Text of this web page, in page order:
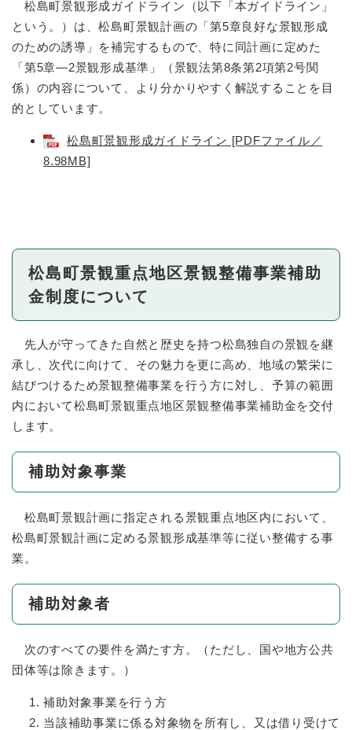
松島町景観形成ガイドライン（以下「本ガイドライン」
という。）は、松島町景観計画の「第5章良好な景観形成
のための誘導」を補完するもので、特に同計画に定めた
「第5章―2景観形成基準」（景観法第8条第2項第2号関
係）の内容について、より分かりやすく解説することを目
的としています。
松島町景観形成ガイドライン [PDFファイル／
8.98MB]
松島町景観重点地区景観整備事業補助
金制度について
先人が守ってきた自然と歴史を持つ松島独自の景観を継
承し、次代に向けて、その魅力を更に高め、地域の繁栄に
結びつけるため景観整備事業を行う方に対し、予算の範囲
内において松島町景観重点地区景観整備事業補助金を交付
します。
補助対象事業
松島町景観計画に指定される景観重点地区内において、
松島町景観計画に定める景観形成基準等に従い整備する事
業。
補助対象者
次のすべての要件を満たす方。（ただし、国や地方公共
団体等は除きます。）
補助対象事業を行う方
当該補助事業に係る対象物を所有し、又は借り受けて